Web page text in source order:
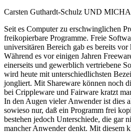
Carsten Guthardt-Schulz UND
Seit es Computer zu erschwinglichen
freikopierbare Programme. Freie
universitären Bereich gab es bereits
Während es vor einigen Jahren
einerseits und gewerblich vertriebene
wird heute mit unterschiedlichsten
jongliert. Mit Shareware können noch
bei Crippleware und Fairware kratzt
In den Augen vieler Anwender ist dies
sowieso nur, daß ein Programm frei
bestehen jedoch Unterschiede, die gar
mancher Anwender denkt. Mit diesem